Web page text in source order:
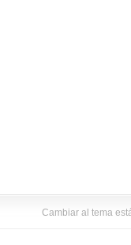
Cambiar al tema